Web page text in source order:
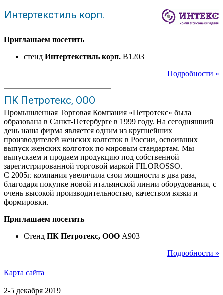
Интертекстиль корп.
Приглашаем посетить
стенд Интертекстиль корп. B1203
Подробности »
ПК Петротекс, ООО
Промышленная Торговая Компания «Петротекс» была
образована в Санкт-Петербурге в 1999 году. На сегодняшний
день наша фирма является одним из крупнейших
производителей женских колготок в России, освоивших
выпуск женских колготок по мировым стандартам. Мы
выпускаем и продаем продукцию под собственной
зарегистрированной торговой маркой FILOROSSO.
С 2005г. компания увеличила свои мощности в два раза,
благодаря покупке новой итальянской линии оборудования, с
очень высокой производительностью, качеством вязки и
формировки.
Приглашаем посетить
Стенд ПК Петротекс, ООО A903
Подробности »
Карта сайта
2-5 декабря 2019